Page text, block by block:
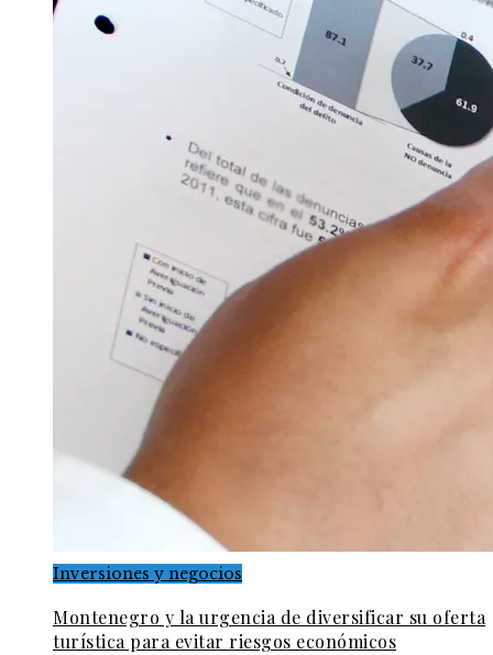
Inversiones y negocios
Montenegro y la urgencia de diversificar su oferta
turística para evitar riesgos económicos